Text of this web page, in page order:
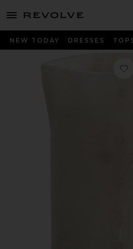
menu - shows more content
NEW TODAY DRESSES
お